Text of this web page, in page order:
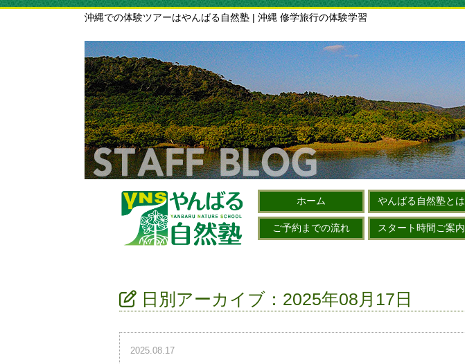
沖縄での体験ツアーはやんばる自然塾 | 沖縄 修学旅行の体験学習
ホーム やんばる自然塾とは
ご予約までの流れ スタート時間ご案内
日別アーカイブ：2025年08月17日
2025.08.17